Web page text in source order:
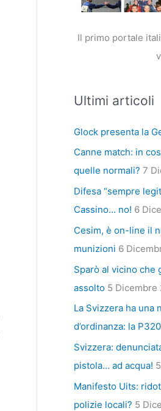
Il primo portale
Ultimi articoli
Glock presenta la
Canne match: in
quelle normali? 7
Difesa “sempre
Cassino… no! 6
Cesim, è on-line il
munizioni 6
Sparò al vicino che
assolto 5 Dicembre
La Svizzera ha una
d’ordinanza: la P320
Svizzera:
pistola… ad acqua!
Manifesto Uits:
polizie locali? 5